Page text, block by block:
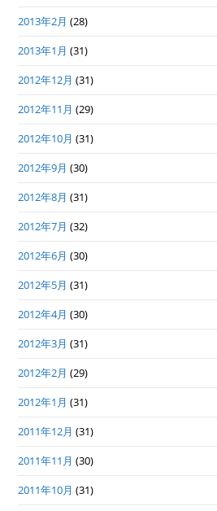
2013年2月 (28)
2013年1月 (31)
2012年12月 (31)
2012年11月 (29)
2012年10月 (31)
2012年9月 (30)
2012年8月 (31)
2012年7月 (32)
2012年6月 (30)
2012年5月 (31)
2012年4月 (30)
2012年3月 (31)
2012年2月 (29)
2012年1月 (31)
2011年12月 (31)
2011年11月 (30)
2011年10月 (31)